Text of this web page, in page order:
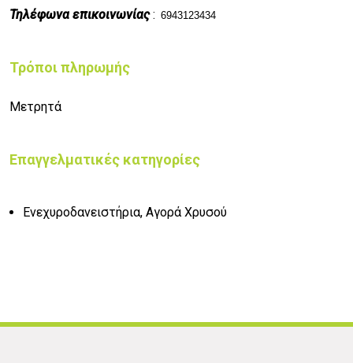
Τηλέφωνα επικοινωνίας: 6943123434
Τρόποι πληρωμής
Μετρητά
Επαγγελματικές κατηγορίες
Ενεχυροδανειστήρια, Αγορά Χρυσού